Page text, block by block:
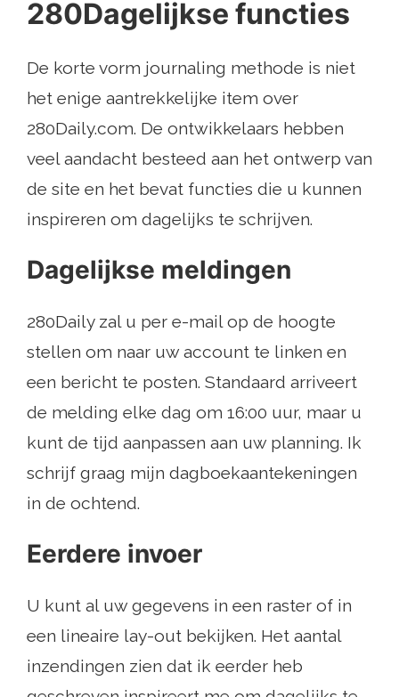
280Dagelijkse functies
De korte vorm journaling methode is niet
het enige aantrekkelijke item over
280Daily.com. De ontwikkelaars hebben
veel aandacht besteed aan het ontwerp van
de site en het bevat functies die u kunnen
inspireren om dagelijks te schrijven.
Dagelijkse meldingen
280Daily zal u per e-mail op de hoogte
stellen om naar uw account te linken en
een bericht te posten. Standaard arriveert
de melding elke dag om 16:00 uur, maar u
kunt de tijd aanpassen aan uw planning. Ik
schrijf graag mijn dagboekaantekeningen
in de ochtend.
Eerdere invoer
U kunt al uw gegevens in een raster of in
een lineaire lay-out bekijken. Het aantal
inzendingen zien dat ik eerder heb